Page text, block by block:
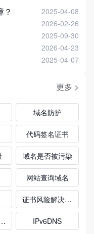
？ 2025-04-08
2026-02-26
2025-09-30
2026-04-23
2025-04-07
更多 >
域名防护
代码签名证书
域名是否被污染
网站查询域名
证书风险解决方式
DNS缓存 IPv6DNS